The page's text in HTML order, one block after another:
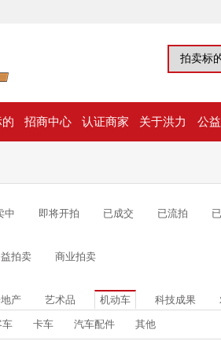
招商中心 认证商家 关于洪力 公
中 即将开拍 已成交 已流拍
拍卖 商业拍卖
产 艺术品 机动车 科技成果
车 卡车 汽车配件 其他